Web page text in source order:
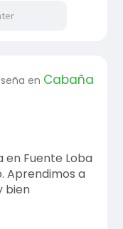
en Cabaña
en Fuente Loba
Aprendimos a
bien